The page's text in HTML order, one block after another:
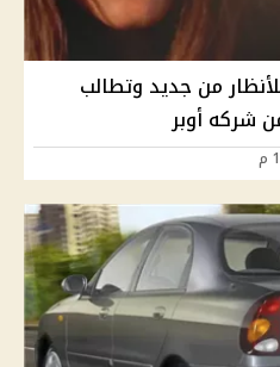
من جديد وتطالب